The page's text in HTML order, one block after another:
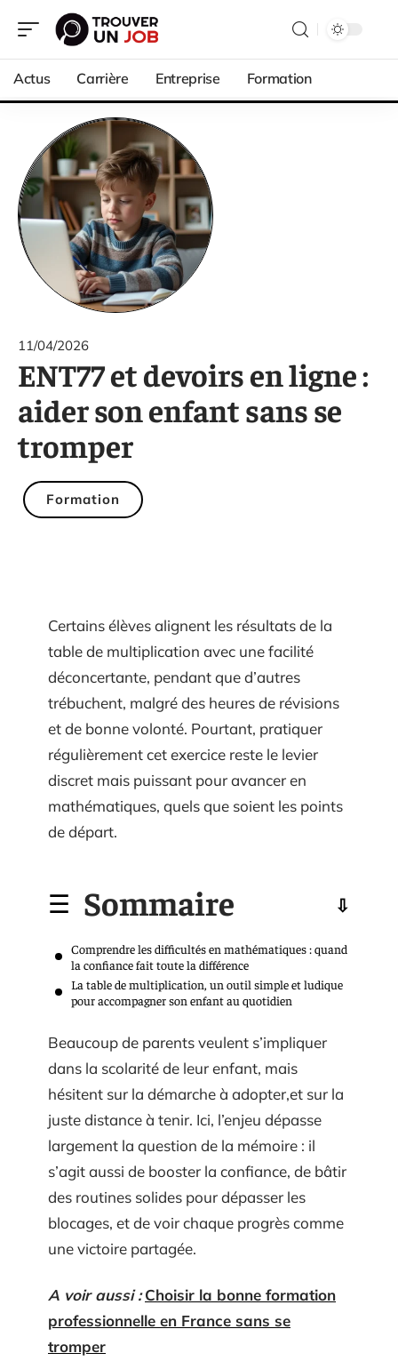
Actus Carrière Entreprise Formation
11/04/2026
ENT77 et devoirs en ligne :
aider son enfant sans se
tromper
Formation
Certains élèves alignent les résultats de la
table de multiplication avec une facilité
déconcertante, pendant que d’autres
trébuchent, malgré des heures de révisions
et de bonne volonté. Pourtant, pratiquer
régulièrement cet exercice reste le levier
discret mais puissant pour avancer en
mathématiques, quels que soient les points
de départ.
Sommaire
Comprendre les difficultés en mathématiques : quand
la confiance fait toute la différence
La table de multiplication, un outil simple et ludique
pour accompagner son enfant au quotidien
Beaucoup de parents veulent s’impliquer
dans la scolarité de leur enfant, mais
hésitent sur la démarche à adopter,et sur la
juste distance à tenir. Ici, l’enjeu dépasse
largement la question de la mémoire : il
s’agit aussi de booster la confiance, de bâtir
des routines solides pour dépasser les
blocages, et de voir chaque progrès comme
une victoire partagée.
A voir aussi : Choisir la bonne formation
professionnelle en France sans se
tromper